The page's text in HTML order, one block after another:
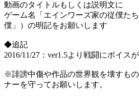
動画のタイトルもしくは説明文に
ゲーム名「エインワーズ家の従僕た
僕」）の明記をお願いします
◆追記
2016/11/27：ver1.5より戦闘にボイス
※誹謗中傷や作品の世界観を壊すも
ナーを守ってお願いします。